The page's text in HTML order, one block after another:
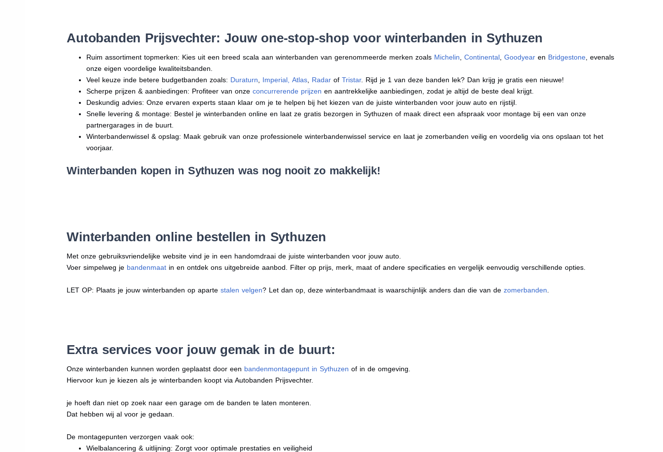
Autobanden Prijsvechter: Jouw one-stop-shop voor winterbanden in Sythuzen
Ruim assortiment topmerken: Kies uit een breed scala aan winterbanden van gerenommeerde merken zoals Michelin ,Continental ,Goodyear en Bridgestone , evenals
onze eigen voordelige kwaliteitsbanden.
Veel keuze inde betere budgetbanden zoals: Duraturn Imperial Atlas Radar ofTristar. Rijd je 1 van deze banden lek? Dan krijg je gratis een nieuwe!
Scherpe prijzen & aanbiedingen: Profiteer van onzeconcurrerende prijzen en aantrekkelijke aanbiedingen, zodat je altijd de beste deal krijgt.
Deskundig advies: Onze ervaren experts staan klaar om je te helpen bij het kiezen van de juiste winterbanden voor jouw auto en rijstijl.
Snelle levering & montage: Bestel je winterbanden online en laat ze gratis bezorgen in Sythuzen of maak direct een afspraak voor montage bij een van onze
partnergarages in de buurt.
Winterbandenwissel & opslag: Maak gebruik van onze professionele winterbandenwissel service en laat je zomerbanden veilig en voordelig via ons opslaan tot het
voorjaar.
Winterbanden kopen in Sythuzen was nog nooit zo makkelijk!
Winterbanden online bestellen in Sythuzen
Met onze gebruiksvriendelijke website vind je in een handomdraai de juiste winterbanden voor jouw auto.
Voer simpelweg je bandenmaat in en ontdek ons uitgebreide aanbod. Filter op prijs, merk, maat of andere specificaties en vergelijk eenvoudig verschillende opties.
LET OP: Plaats je jouw winterbanden op apartestalen velgen? Let dan op, deze winterbandmaat is waarschijnlijk anders dan die van dezomerbanden
Extra services voor jouw gemak in de buurt:
Onze winterbanden kunnen worden geplaatst door een bandenmontagepunt in Sythuzen of in de omgeving.
Hiervoor kun je kiezen als je winterbanden koopt via Autobanden Prijsvechter.
je hoeft dan niet op zoek naar een garage om de banden te laten monteren.
Dat hebben wij al voor je gedaan.
De montagepunten verzorgen vaak ook:
Wielbalancering & uitlijning: Zorgt voor optimale prestaties en veiligheid